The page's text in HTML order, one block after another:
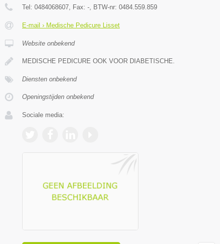
Tel: 0484068607, Fax: -, BTW-nr: 0484.559.859
E-mail › Medische Pedicure Lisset
Website onbekend
MEDISCHE PEDICURE OOK VOOR DIABETISCHE.
Diensten onbekend
Openingstijden onbekend
Sociale media: